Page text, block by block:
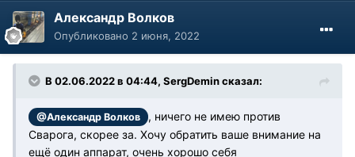
Александр Волков
Опубликовано 2 июня, 2022
В 02.06.2022 в 04:44, SergDemin сказал:
@Александр Волков
, ничего не имею против
Сварога, скорее за. Хочу обратить ваше внимание на
ещё один аппарат, очень хорошо себя